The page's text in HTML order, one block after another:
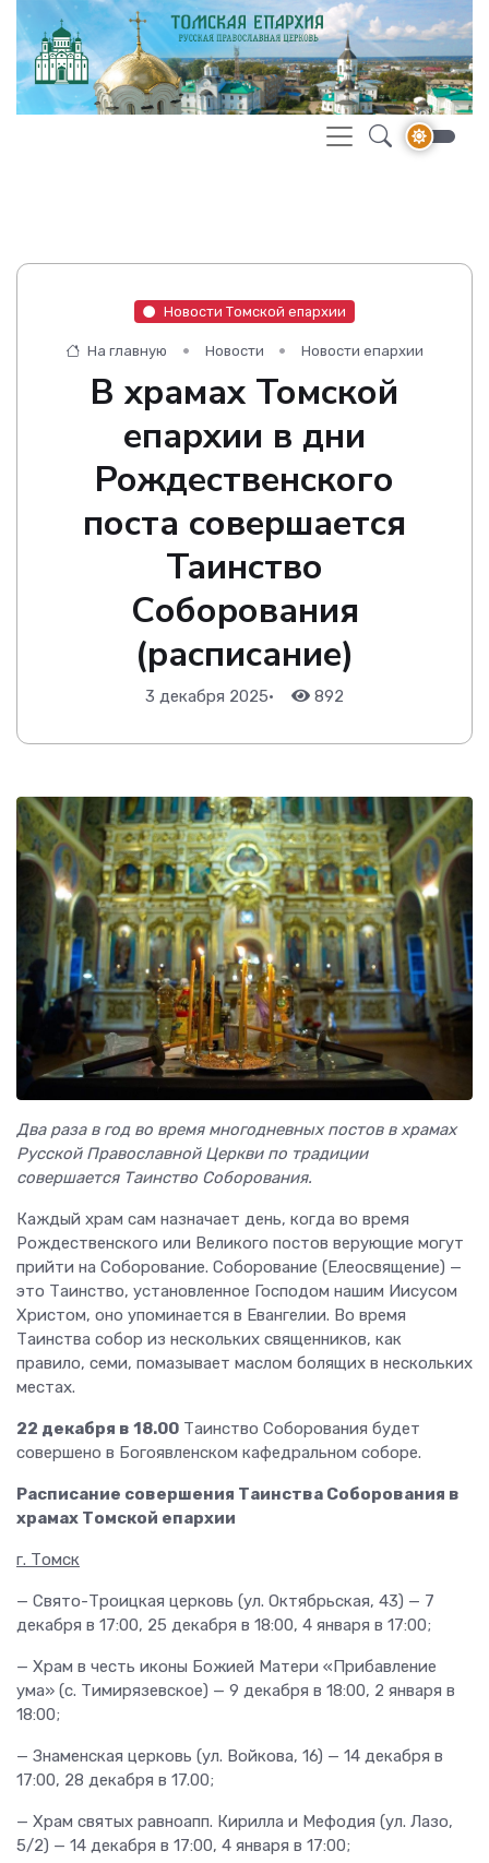
Новости Томской епархии
На главную Новости Новости епархии
В храмах Томской
епархии в дни
Рождественского
поста совершается
Таинство
Соборования
(расписание)
3 декабря 2025• 892
Два раза в год во время многодневных постов в храмах
Русской Православной Церкви по традиции
совершается Таинство Соборования.
Каждый храм сам назначает день, когда во время
Рождественского или Великого постов верующие могут
прийти на Соборование. Соборование (Елеосвящение) —
это Таинство, установленное Господом нашим Иисусом
Христом, оно упоминается в Евангелии. Во время
Таинства собор из нескольких священников, как
правило, семи, помазывает маслом болящих в нескольких
местах.
22 декабря в 18.00 Таинство Соборования будет
совершено в Богоявленском кафедральном соборе.
Расписание совершения Таинства Соборования в
храмах Томской епархии
г. Томск
— Свято-Троицкая церковь (ул. Октябрьская, 43) — 7
декабря в 17:00, 25 декабря в 18:00, 4 января в 17:00;
— Храм в честь иконы Божией Матери «Прибавление
ума» (с. Тимирязевское) — 9 декабря в 18:00, 2 января в
18:00;
— Знаменская церковь (ул. Войкова, 16) — 14 декабря в
17:00, 28 декабря в 17.00;
— Храм святых равноапп. Кирилла и Мефодия (ул. Лазо,
5/2) — 14 декабря в 17:00, 4 января в 17:00;